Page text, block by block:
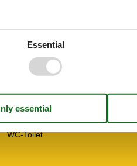
Pets allowed or on request
Separate beds
Separate kitchen
Towels
TV
WC-Toilet
Essential